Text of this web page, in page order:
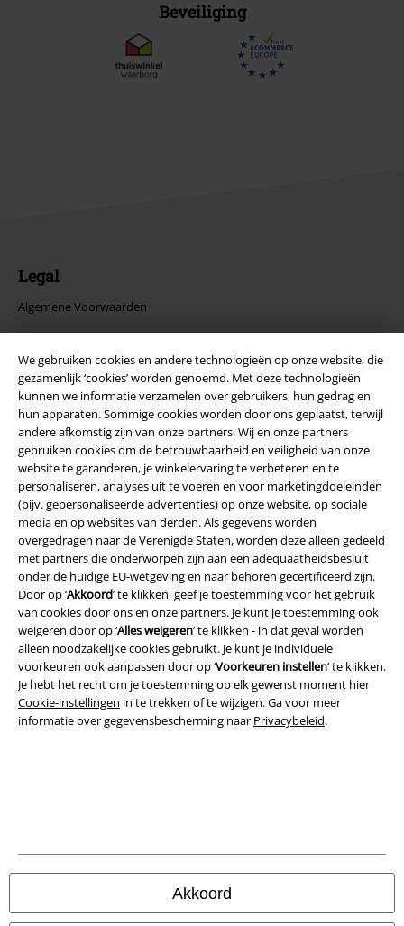
We gebruiken cookies en andere technologieën op onze website, die
gezamenlijk ‘cookies’ worden genoemd. Met deze technologieën
kunnen we informatie verzamelen over gebruikers, hun gedrag en
hun apparaten. Sommige cookies worden door ons geplaatst, terwijl
andere afkomstig zijn van onze partners. Wij en onze partners
gebruiken cookies om de betrouwbaarheid en veiligheid van onze
website te garanderen, je winkelervaring te verbeteren en te
personaliseren, analyses uit te voeren en voor marketingdoeleinden
(bijv. gepersonaliseerde advertenties) op onze website, op sociale
media en op websites van derden. Als gegevens worden
overgedragen naar de Verenigde Staten, worden deze alleen gedeeld
met partners die onderworpen zijn aan een adequaatheidsbesluit
onder de huidige EU-wetgeving en naar behoren gecertificeerd zijn.
Door op ‘Akkoord’ te klikken, geef je toestemming voor het gebruik
van cookies door ons en onze partners. Je kunt je toestemming ook
weigeren door op ‘Alles weigeren’ te klikken - in dat geval worden
alleen noodzakelijke cookies gebruikt. Je kunt je individuele
voorkeuren ook aanpassen door op ‘Voorkeuren instellen’ te klikken.
Je hebt het recht om je toestemming op elk gewenst moment hier
Cookie-instellingen in te trekken of te wijzigen. Ga voor meer
informatie over gegevensbescherming naar Privacybeleid.
Akkoord
Beveiliging
Legal
Algemene Voorwaarden
Privacyverklaring
Verklaring van conformiteit
Informatie over toegankelijkheid
Cookie-instellingen
Annuleer bestelling
Alle prijzen incl.wettelijke BTW
© 1986-2026 Large Popmerchandising B.V.
Onze online shops
EMP Polska
EMP Česká Republika